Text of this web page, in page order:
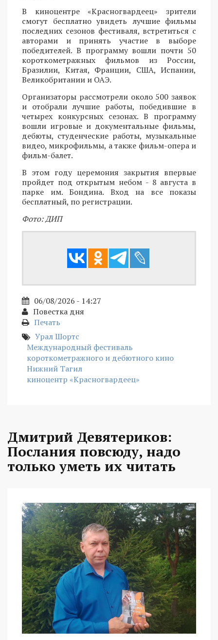
В киноцентре «Красногвардеец» зрители
смогут бесплатно увидеть лучшие фильмы
последних сезонов фестиваля, встретиться с
авторами и принять участие в выборе
победителей. В программу вошли почти 50
короткометражных фильмов из России,
Бразилии, Китая, Франции, США, Испании,
Великобритании и ОАЭ.
Организаторы рассмотрели около 500 заявок
и отобрали лучшие работы, победившие в
четырех конкурсных сезонах. В программу
вошли игровые и документальные фильмы,
дебюты, студенческие работы, музыкальные
видео, микрофильмы, а также фильм-опера и
фильм-балет.
В этом году церемония закрытия впервые
пройдет под открытым небом - 8 августа в
парке им. Бондина. Вход на все показы
бесплатный, по регистрации.
Фото: ДИП
06/08/2026 - 14:27
Повестка дня
Печать
Урал Шортс
Международный фестиваль
короткометражного и дебютного кино
Нижний Тагил
киноцентр «Красногвардеец»
Дмитрий Девятериков:
Послания повсюду, надо
только уметь их читать